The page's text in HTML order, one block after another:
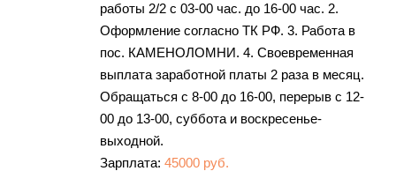
работы 2/2 с 03-00 час. до 16-00 час. 2.
Оформление согласно ТК РФ. 3. Работа в
пос. КАМЕНОЛОМНИ. 4. Своевременная
выплата заработной платы 2 раза в месяц.
Обращаться с 8-00 до 16-00, перерыв с 12-
00 до 13-00, суббота и воскресенье-
выходной.
Зарплата: 45000 руб.